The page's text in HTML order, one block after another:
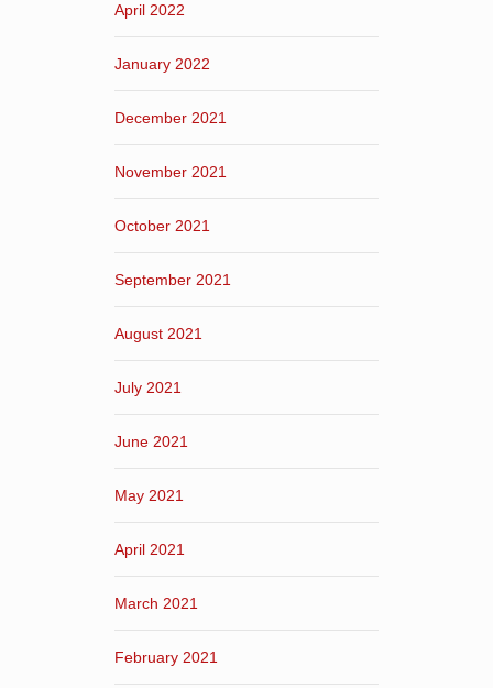
April 2022
January 2022
December 2021
November 2021
October 2021
September 2021
August 2021
July 2021
June 2021
May 2021
April 2021
March 2021
February 2021